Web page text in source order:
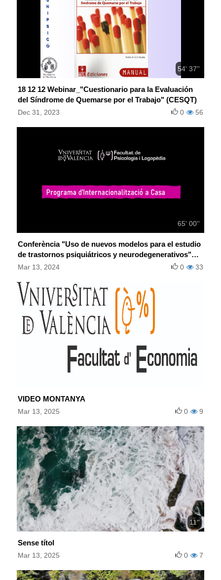
54' 37''
18 12 12 Webinar_"Cuestionario para la Evaluación
del Síndrome de Quemarse por el Trabajo" (CESQT)
Dec 31, 2023 56
0
65' 00''
Conferència "Uso de nuevos modelos para el estudio
de trastornos psiquiátricos y neurodegenerativos"
(Marta Pardo, UV)
Mar 13, 2024 33
0
VIDEO MONTANYA
Mar 13, 2025 9
0
11''
Sense títol
Mar 13, 2025 7
0